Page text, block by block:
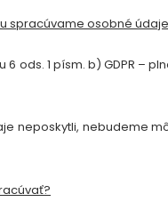
spracúvame osobné
ods. 1 písm. b) GDPR –
neposkytli, nebudeme